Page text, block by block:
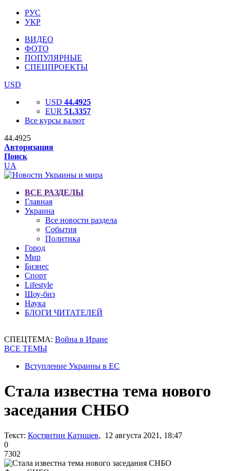
РУС
УКР
ВИДЕО
ФОТО
ПОПУЛЯРНЫЕ
СПЕЦПРОЕКТЫ
USD
USD 44.4925
EUR 51.3357
Все курсы валют
44.4925
Авторизация
Поиск
UA
ВСЕ РАЗДЕЛЫ
Главная
Украина
Все новости раздела
События
Политика
Город
Мир
Бизнес
Спорт
Lifestyle
Шоу-биз
Наука
БЛОГИ ЧИТАТЕЛЕЙ
СПЕЦТЕМА: Война в Иране
ВСЕ ТЕМЫ
Вступление Украины в ЕС
Стала известна тема нового
заседания СНБО
Текст: Костянтин Катишев, 12 августа 2021, 18:47
0
7302